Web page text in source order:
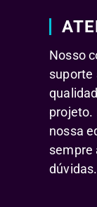
Nosso
suporte
projeto.
nossa
sempre
dúvidas.